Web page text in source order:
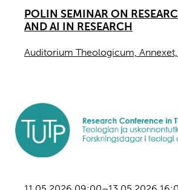
POLIN SEMINAR ON
AND AI IN RESEARCH
Auditorium Theologicum, Annexet,